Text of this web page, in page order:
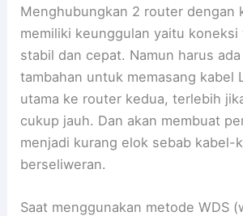
Menghubungkan 2 router dengan
memiliki keunggulan yaitu koneksi
stabil dan cepat. Namun harus
tambahan untuk memasang kabel
utama ke router kedua, terlebih
cukup jauh. Dan akan membuat
menjadi kurang elok sebab kabel-
berseliweran.
Saat menggunakan metode WDS